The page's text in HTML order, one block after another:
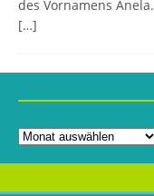
des Vornamens Anela.
[…]